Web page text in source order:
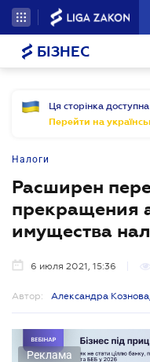
БІЗНЕС
Ця сторінка
Перейти на
Налоги
Расширен
прекращения
имущества
6 июля 2021, 15:36
Автор: Александра
Реклама